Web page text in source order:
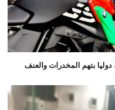
بتهم المخدرات والعنف